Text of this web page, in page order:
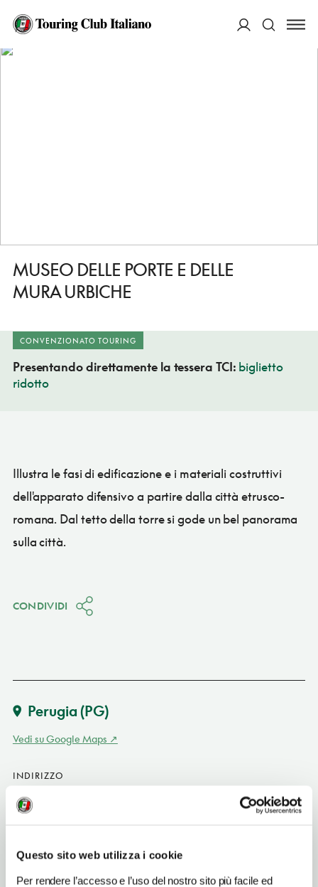
Questo sito web utilizza i cookie
Per rendere l’accesso e l’uso del nostro sito più facile ed
HOME
MUSEO DELLE PORTE E DELLE MURA URBICHE
MUSEO DELLE PORTE E DELLE
MURA URBICHE
CONVENZIONATO TOURING
Presentando direttamente la tessera TCI: biglietto
ridotto
Illustra le fasi di edificazione e i materiali costruttivi
dell'apparato difensivo a partire dalla città etrusco-
romana. Dal tetto della torre si gode un bel panorama
sulla città.
CONDIVIDI
Perugia (PG)
Vedi su Google Maps
INDIRIZZO
Perugia (PG)
SITO WEB
www.perugiacittamuseo.it